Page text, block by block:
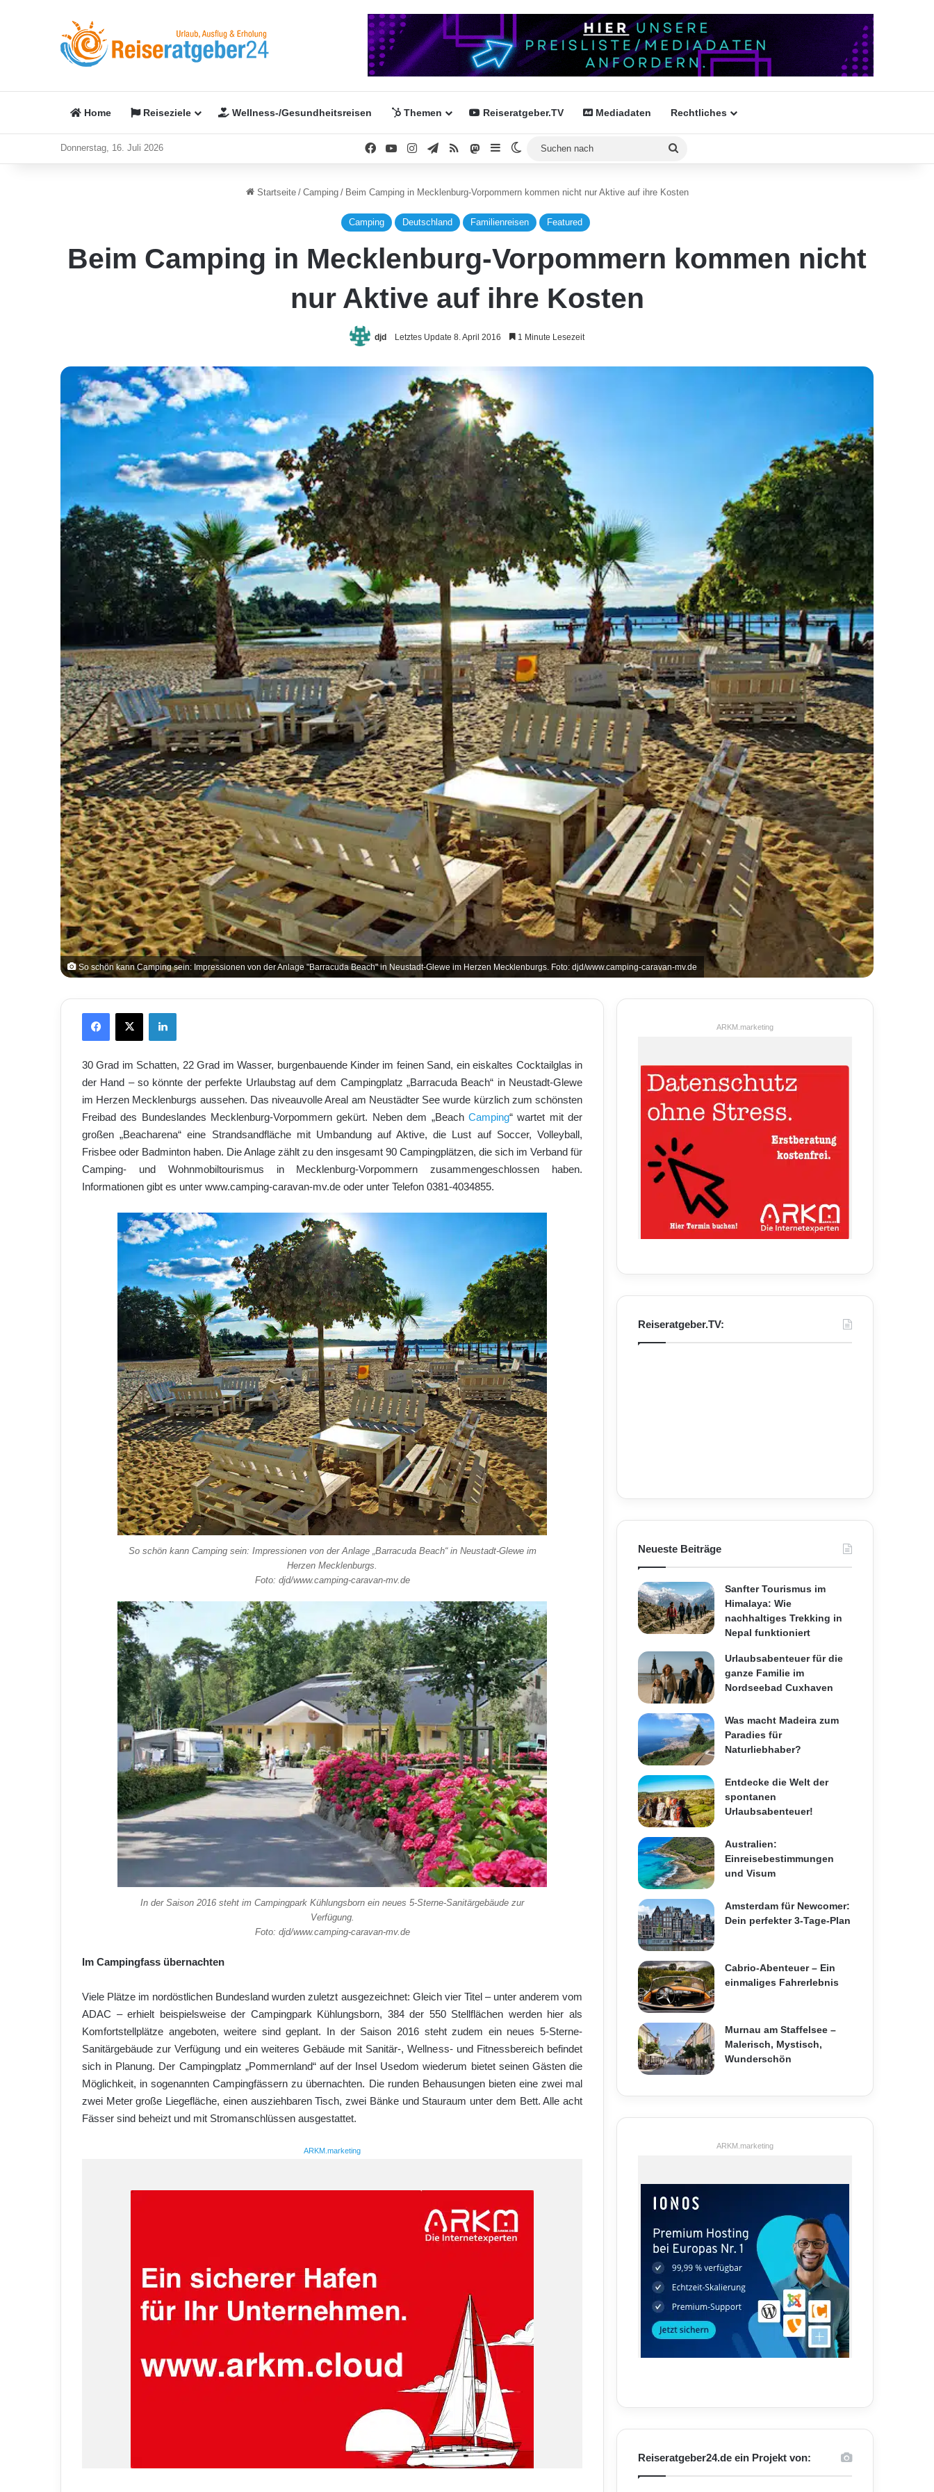
Home Reiseziele Wellness-/Gesundheitsreisen Themen Reiseratgeber.TV Mediadaten Rechtliches
Donnerstag, 16. Juli 2026 FacebookYouTubeInstagramTelegram
RSS Mastodon
SidebarSkin umschalten
Startseite / Camping / Beim Camping in Mecklenburg-Vorpommern kommen nicht nur Aktive auf ihre Kosten
Camping Deutschland Familienreisen Featured
Beim Camping in Mecklenburg-Vorpommern kommen nicht
nur Aktive auf ihre Kosten
djd Letztes Update 8. April 2016 1 Minute Lesezeit
So schön kann Camping sein: Impressionen von der Anlage "Barracuda Beach" in Neustadt-Glewe im Herzen Mecklenburgs. Foto: djd/www.camping-caravan-mv.de
X
30 Grad im Schatten, 22 Grad im Wasser, burgenbauende Kinder im feinen Sand, ein eiskaltes Cocktailglas in
der Hand – so könnte der perfekte Urlaubstag auf dem Campingplatz „Barracuda Beach“ in Neustadt-Glewe
im Herzen Mecklenburgs aussehen. Das niveauvolle Areal am Neustädter See wurde kürzlich zum schönsten
Freibad des Bundeslandes Mecklenburg-Vorpommern gekürt. Neben dem „Beach Camping“ wartet mit der
großen „Beacharena“ eine Strandsandfläche mit Umbandung auf Aktive, die Lust auf Soccer, Volleyball,
Frisbee oder Badminton haben. Die Anlage zählt zu den insgesamt 90 Campingplätzen, die sich im Verband für
Camping- und Wohnmobiltourismus in Mecklenburg-Vorpommern zusammengeschlossen haben.
Informationen gibt es unter www.camping-caravan-mv.de oder unter Telefon 0381-4034855.
So schön kann Camping sein: Impressionen von der Anlage „Barracuda Beach“ in Neustadt-Glewe im
Herzen Mecklenburgs.
Foto: djd/www.camping-caravan-mv.de
In der Saison 2016 steht im Campingpark Kühlungsborn ein neues 5-Sterne-Sanitärgebäude zur
Verfügung.
Foto: djd/www.camping-caravan-mv.de
Im Campingfass übernachten
Viele Plätze im nordöstlichen Bundesland wurden zuletzt ausgezeichnet: Gleich vier Titel – unter anderem vom
ADAC – erhielt beispielsweise der Campingpark Kühlungsborn, 384 der 550 Stellflächen werden hier als
Komfortstellplätze angeboten, weitere sind geplant. In der Saison 2016 steht zudem ein neues 5-Sterne-
Sanitärgebäude zur Verfügung und ein weiteres Gebäude mit Sanitär-, Wellness- und Fitnessbereich befindet
sich in Planung. Der Campingplatz „Pommernland“ auf der Insel Usedom wiederum bietet seinen Gästen die
Möglichkeit, in sogenannten Campingfässern zu übernachten. Die runden Behausungen bieten eine zwei mal
zwei Meter große Liegefläche, einen ausziehbaren Tisch, zwei Bänke und Stauraum unter dem Bett. Alle acht
Fässer sind beheizt und mit Stromanschlüssen ausgestattet.
ARKM.marketing
ARKM.marketing
Reiseratgeber.TV:
Neueste Beiträge
Sanfter Tourismus im
Himalaya: Wie
nachhaltiges Trekking in
Nepal funktioniert
Urlaubsabenteuer für die
ganze Familie im
Nordseebad Cuxhaven
Was macht Madeira zum
Paradies für
Naturliebhaber?
Entdecke die Welt der
spontanen
Urlaubsabenteuer!
Australien:
Einreisebestimmungen
und Visum
Amsterdam für Newcomer:
Dein perfekter 3-Tage-Plan
Cabrio-Abenteuer – Ein
einmaliges Fahrerlebnis
Murnau am Staffelsee –
Malerisch, Mystisch,
Wunderschön
ARKM.marketing
Reiseratgeber24.de ein Projekt von: